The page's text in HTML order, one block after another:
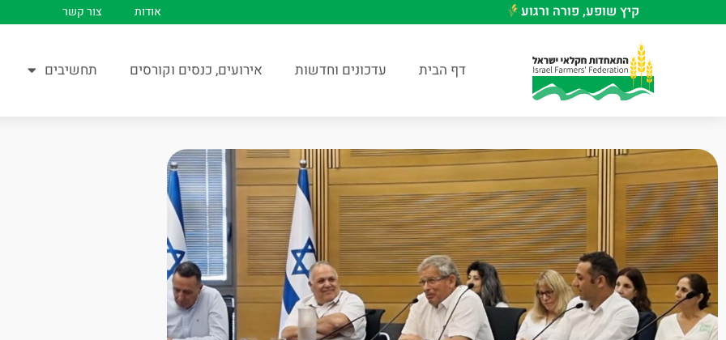
קיץ שופע, פורה ורגוע אודות צור קשר
דף הבית עדכונים וחדשות אירועים, כנסים וקורסים תחשיבים